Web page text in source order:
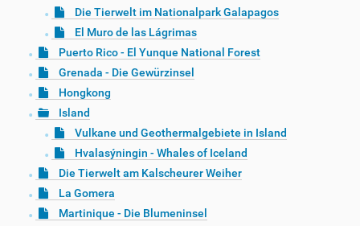
Die Tierwelt im Nationalpark Galapagos
El Muro de las Lágrimas
Puerto Rico - El Yunque National Forest
Grenada - Die Gewürzinsel
Hongkong
Island
Vulkane und Geothermalgebiete in Island
Hvalasýningin - Whales of Iceland
Die Tierwelt am Kalscheurer Weiher
La Gomera
Martinique - Die Blumeninsel